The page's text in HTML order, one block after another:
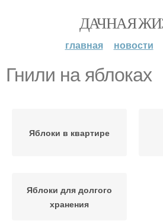
ДАЧНАЯ
главная новости
Гнили на яблоках
Яблоки в квартире
Яблоки для долгого
хранения